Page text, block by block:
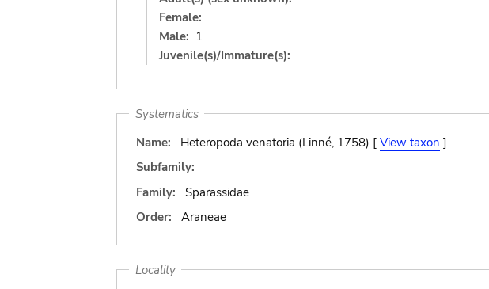
Female:
Male: 1
Juvenile(s)/Immature(s):
Systematics
Name:
Heteropoda venatoria (Linné, 1758) [ View taxon ]
Subfamily:
Family:
Sparassidae
Order:
Araneae
Locality